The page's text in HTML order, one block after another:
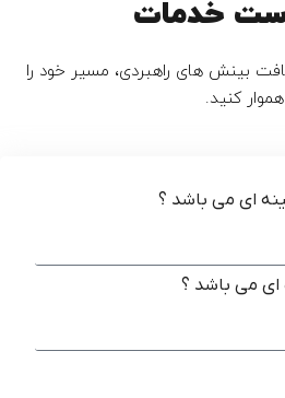
خدمات
بینش های راهبردی، مسیر خود را
هموار کنید.
ای می باشد ؟
می باشد ؟